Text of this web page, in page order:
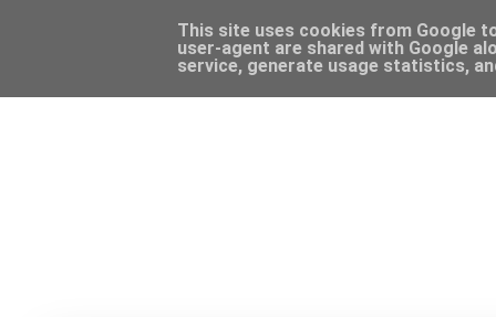
This site uses cookies from Google
user-agent are shared with Google
service, generate usage statistics,